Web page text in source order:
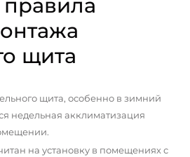
щита
щита, особенно в зимний
недельная акклиматизация
на установку в помещениях с